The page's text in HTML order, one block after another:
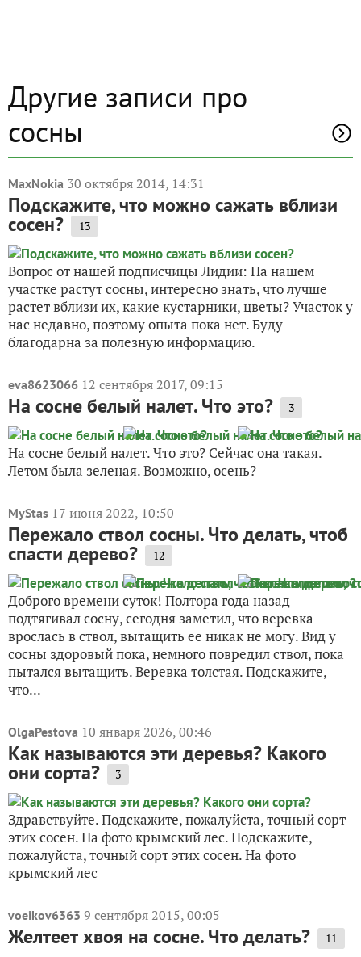
Другие записи про
сосны
MaxNokia 30 октября 2014, 14:31
Подскажите, что можно сажать вблизи
сосен? 13
Вопрос от нашей подписчицы Лидии: На нашем
участке растут сосны, интересно знать, что лучше
растет вблизи их, какие кустарники, цветы? Участок у
нас недавно, поэтому опыта пока нет. Буду
благодарна за полезную информацию.
eva8623066 12 сентября 2017, 09:15
На сосне белый налет. Что это? 3
На сосне белый налет. Что это? Сейчас она такая.
Летом была зеленая. Возможно, осень?
MyStas 17 июня 2022, 10:50
Пережало ствол сосны. Что делать, чтоб
спасти дерево? 12
Доброго времени суток! Полтора года назад
подтягивал сосну, сегодня заметил, что веревка
врослась в ствол, вытащить ее никак не могу. Вид у
сосны здоровый пока, немного повредил ствол, пока
пытался вытащить. Веревка толстая. Подскажите,
что...
OlgaPestova 10 января 2026, 00:46
Как называются эти деревья? Какого
они сорта? 3
Здравствуйте. Подскажите, пожалуйста, точный сорт
этих сосен. На фото крымский лес. Подскажите,
пожалуйста, точный сорт этих сосен. На фото
крымский лес
voeikov6363 9 сентября 2015, 00:05
Желтеет хвоя на сосне. Что делать? 11